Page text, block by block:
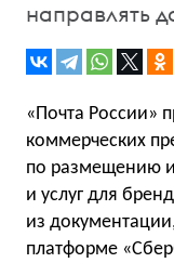
направлять
«Почта России»
коммерческих
по размещению
и услуг для
из
платформе